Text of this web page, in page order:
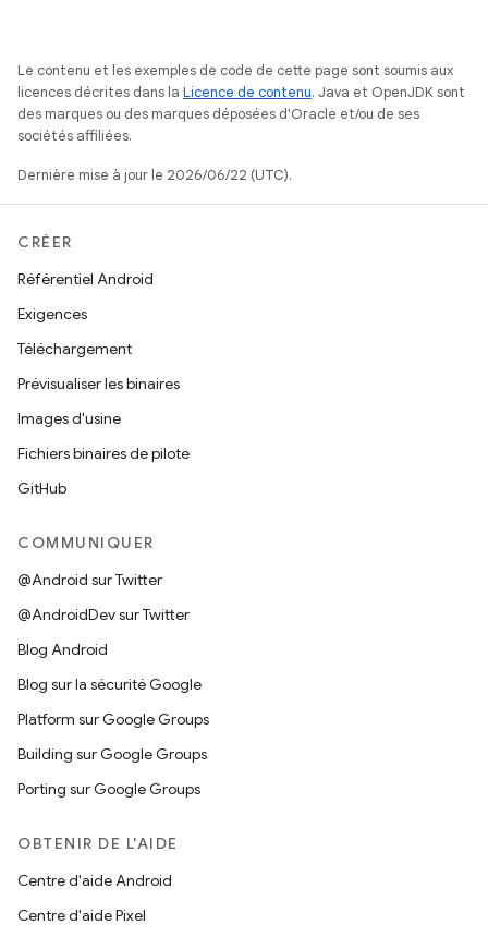
Le contenu et les exemples de code de cette page sont soumis aux
licences décrites dans la Licence de contenu. Java et OpenJDK sont
des marques ou des marques déposées d'Oracle et/ou de ses
sociétés affiliées.
Dernière mise à jour le 2026/06/22 (UTC).
CRÉER
Référentiel Android
Exigences
Téléchargement
Prévisualiser les binaires
Images d'usine
Fichiers binaires de pilote
GitHub
COMMUNIQUER
@Android sur Twitter
@AndroidDev sur Twitter
Blog Android
Blog sur la sécurité Google
Platform sur Google Groups
Building sur Google Groups
Porting sur Google Groups
OBTENIR DE L'AIDE
Centre d'aide Android
Centre d'aide Pixel